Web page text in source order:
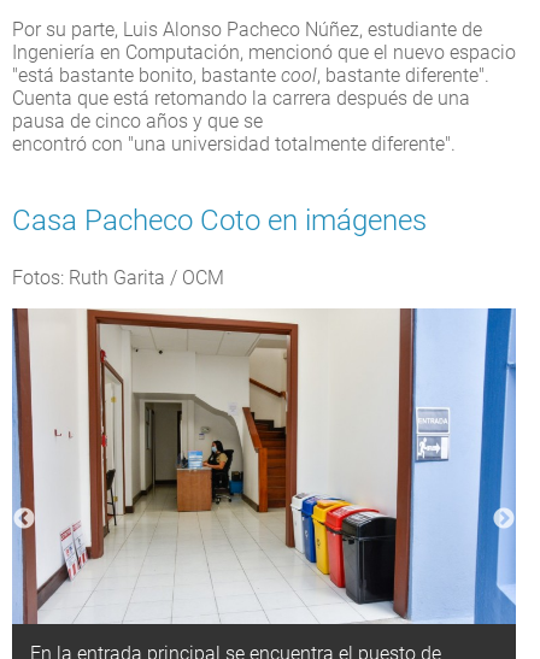
Por su parte, Luis Alonso Pacheco Núñez, estudiante de
Ingeniería en Computación, mencionó que el nuevo espacio
"está bastante bonito, bastante cool, bastante diferente".
Cuenta que está retomando la carrera después de una
pausa de cinco años y que se
encontró con "una universidad totalmente diferente".
Casa Pacheco Coto en imágenes
Fotos: Ruth Garita / OCM
En la entrada principal se encuentra el puesto de